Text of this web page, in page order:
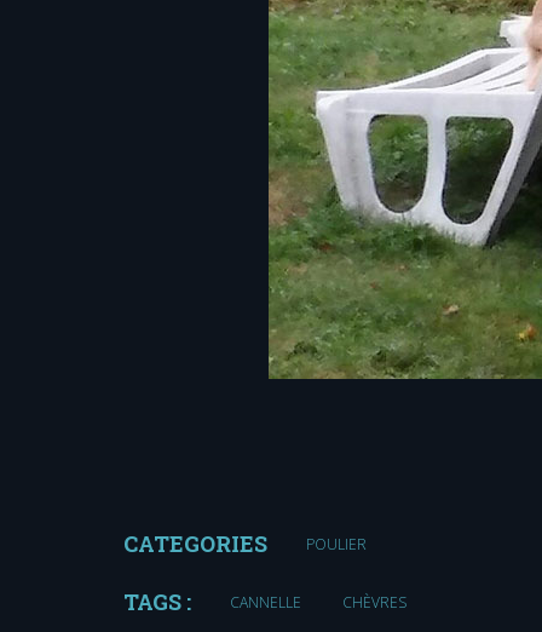
CATEGORIES POULIER
TAGS : CANNELLE CHÈVRES